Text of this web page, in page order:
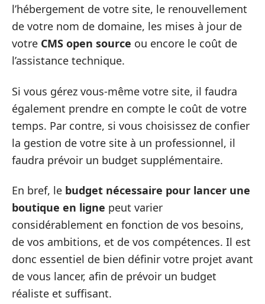
l’hébergement de votre site, le renouvellement
de votre nom de domaine, les mises à jour de
votre CMS open source ou encore le coût de
l’assistance technique.
Si vous gérez vous-même votre site, il faudra
également prendre en compte le coût de votre
temps. Par contre, si vous choisissez de confier
la gestion de votre site à un professionnel, il
faudra prévoir un budget supplémentaire.
En bref, le budget nécessaire pour lancer une
boutique en ligne peut varier
considérablement en fonction de vos besoins,
de vos ambitions, et de vos compétences. Il est
donc essentiel de bien définir votre projet avant
de vous lancer, afin de prévoir un budget
réaliste et suffisant.